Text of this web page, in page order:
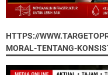
HTTPS://
MORAL-TENTANG-